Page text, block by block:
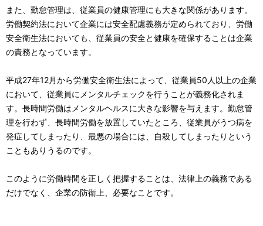
また、勤怠管理は、従業員の健康管理にも大きな関係があります。
労働契約法において企業には安全配慮義務が定められており、労働
安全衛生法においても、従業員の安全と健康を確保することは企業
の責務となっています。
平成27年12月から労働安全衛生法によって、従業員50人以上の企業
において、従業員にメンタルチェックを行うことが義務化されま
す。長時間労働はメンタルヘルスに大きな影響を与えます。勤怠管
理を行わず、長時間労働を放置していたところ、従業員がうつ病を
発症してしまったり、最悪の場合には、自殺してしまったりという
こともありうるのです。
このように労働時間を正しく把握することは、法律上の義務である
だけでなく、企業の防衛上、必要なことです。